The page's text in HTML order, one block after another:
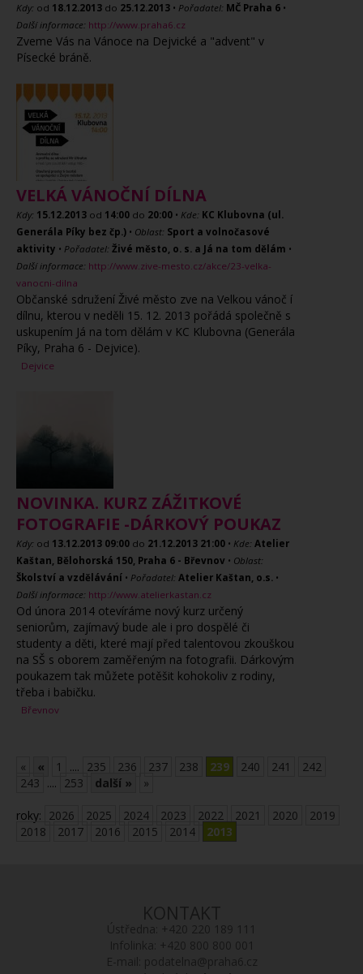
Kdy: od 18.12.2013 do 25.12.2013 • Pořadatel: MČ Praha 6 •
Další informace: http://www.praha6.cz
Zveme Vás na Vánoce na Dejvické a "advent" v
Písecké bráně.
VELKÁ VÁNOČNÍ DÍLNA
Kdy: 15.12.2013 od 14:00 do 20:00 • Kde: KC Klubovna (ul.
Generála Píky bez čp.) • Oblast: Sport a volnočasové
aktivity • Pořadatel: Živé město, o. s. a Já na tom dělám •
Další informace: http://www.zive-mesto.cz/akce/23-velka-
vanocni-dilna
Občanské sdružení Živé město zve na Velkou vánoč í
dílnu, kterou v neděli 15. 12. 2013 pořádá společně s
uskupením Já na tom dělám v KC Klubovna (Generála
Píky, Praha 6 - Dejvice).
Dejvice
NOVINKA. KURZ ZÁŽITKOVÉ
FOTOGRAFIE -DÁRKOVÝ POUKAZ
Kdy: od 13.12.2013 09:00 do 21.12.2013 21:00 • Kde: Atelier
Kaštan, Bělohorská 150, Praha 6 - Břevnov • Oblast:
Školství a vzdělávání • Pořadatel: Atelier Kaštan, o.s. •
Další informace: http://www.atelierkastan.cz
Od února 2014 otevíráme nový kurz určený
seniorům, zajímavý bude ale i pro dospělé či
studenty a děti, které mají před talentovou zkouškou
na SŠ s oborem zaměřeným na fotografii. Dárkovým
poukazem tak můžete potěšit kohokoliv z rodiny,
třeba i babičku.
Břevnov
« « 1 .... 235 236 237 238 239 240 241
242
243 .... 253 další » »
roky: 2026 2025 2024 2023 2022 2021 2020
2019
2018
2017 2016 2015 2014 2013
KONTAKT
Ústředna: +420 220 189 111
Infolinka: +420 800 800 001
E-mail: podatelna@praha6.cz